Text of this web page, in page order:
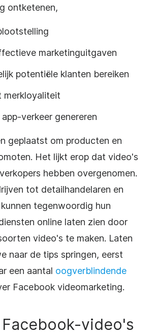
ontketenen,
marketinguitgaven
potentiële klanten bereiken
merkloyaliteit
verkeer genereren
geplaatst om producten en
Het lijkt erop dat video's
hebben overgenomen.
tot detailhandelaren en
tegenwoordig hun
online laten zien door
video's te maken. Laten
naar de tips springen, eerst
een aantal oogverblindende
Facebook videomarketing.
video's